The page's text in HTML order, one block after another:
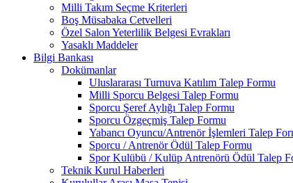
Milli Takım Seçme Kriterleri
Boş Müsabaka Cetvelleri
Özel Salon Yeterlilik Belgesi Evrakları
Yasaklı Maddeler
Bilgi Bankası
Dokümanlar
Uluslararası Turnuva Katılım Talep Formu
Milli Sporcu Belgesi Talep Formu
Sporcu Şeref Aylığı Talep Formu
Sporcu Özgeçmiş Talep Formu
Yabancı Oyuncu/Antrenör İşlemleri Talep
Sporcu / Antrenör Ödül Talep Formu
Spor Kulübü / Kulüp Antrenörü Ödül Talep
Teknik Kurul Haberleri